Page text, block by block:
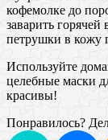
кофемолке до
заварить
петрушки в кожу
Используйте
целебные маски
красивы!
Понравилось?